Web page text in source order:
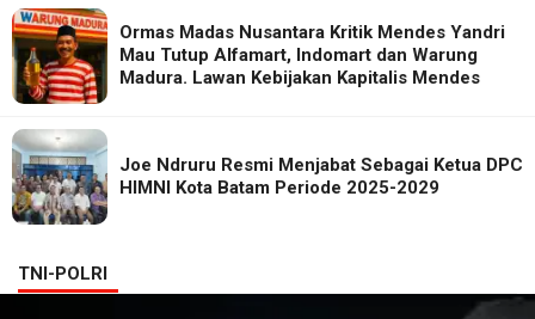
Ormas Madas Nusantara Kritik Mendes Yandri
Mau Tutup Alfamart, Indomart dan Warung
Madura. Lawan Kebijakan Kapitalis Mendes
Joe Ndruru Resmi Menjabat Sebagai Ketua DPC
HIMNI Kota Batam Periode 2025-2029
TNI-POLRI